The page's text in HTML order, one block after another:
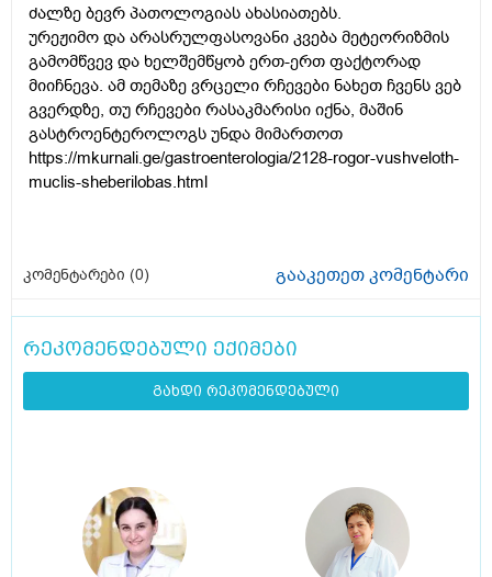
ძალზე ბევრ პათოლოგიას ახასიათებს.
ურეჟიმო და არასრულფასოვანი კვება მეტეორიზმის
გამომწვევ და ხელშემწყობ ერთ-ერთ ფაქტორად
მიიჩნევა. ამ თემაზე ვრცელი რჩევები ნახეთ ჩვენს ვებ
გვერდზე, თუ რჩევები რასაკმარისი იქნა, მაშინ
გასტროენტეროლოგს უნდა მიმართოთ
https://mkurnali.ge/gastroenterologia/2128-rogor-vushveloth-
muclis-sheberilobas.html
კომენტარები (0) გააკეთეთ კომენტარი
რეკომენდებული ექიმები
გახდი რეკომენდებული